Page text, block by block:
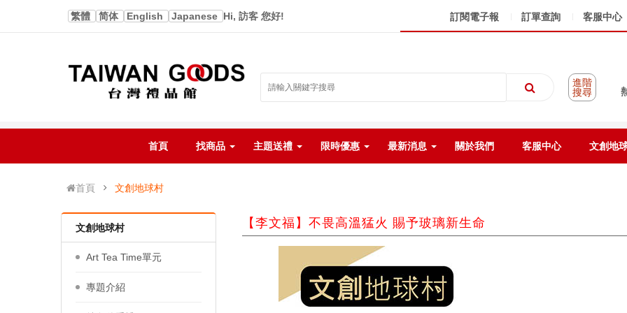
繁體 简体 English Japanese Hi, 訪客 您好! 訂閱電子報 訂單查詢 客服中心
進階
搜尋
首頁 找商品 主題送禮 限時優惠 最新消息 關於我們 客服中心 文創地
首頁 文創地球村
文創地球村
Art Tea Time單元
專題介紹
【李文福】不畏高溫猛火 賜予玻璃新生命